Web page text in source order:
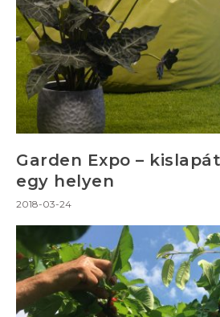
Garden Expo –
egy helyen
2018-03-24